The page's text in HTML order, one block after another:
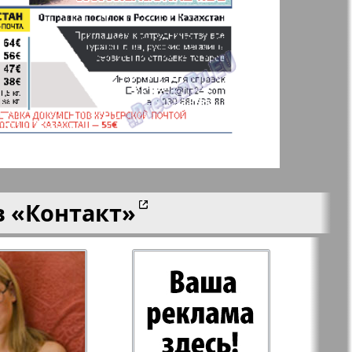
Норд
Купи-
Партнер-север
Районка-Nord-Ost-
Bremen-NRW
Рубеж
«Контакт»